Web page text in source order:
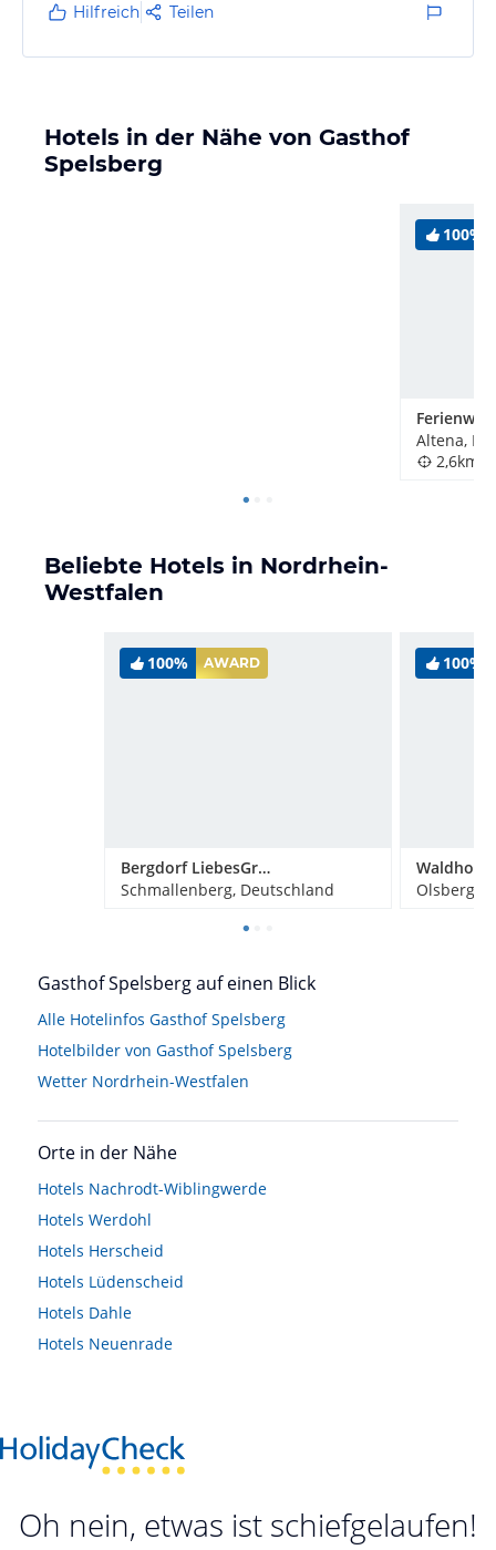
Hilfreich Teilen
Hotels in der Nähe von Gasthof
Spelsberg
100%
Altena,
2,6km
Beliebte Hotels in Nordrhein-
Westfalen
100% AWARD
Bergdorf LiebesGrün
Schmallenberg, Deutschland
100%
Olsberg,
Gasthof Spelsberg auf einen Blick
Alle Hotelinfos Gasthof Spelsberg
Hotelbilder von Gasthof Spelsberg
Wetter Nordrhein-Westfalen
Orte in der Nähe
Hotels Nachrodt-Wiblingwerde
Hotels Werdohl
Hotels Herscheid
Hotels Lüdenscheid
Hotels Dahle
Hotels Neuenrade
Oh nein, etwas ist schiefgelaufen!